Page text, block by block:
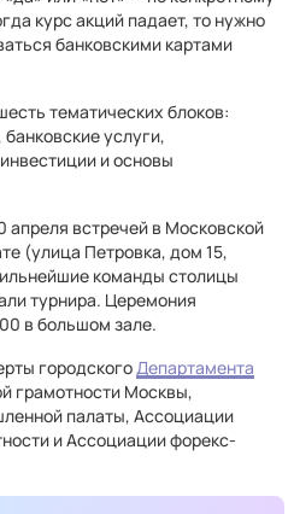
курс акций падает, то нужно
банковскими картами
тематических блоков:
услуги,
и основы
встречей в Московской
(улица Петровка, дом 15,
команды столицы
турнира. Церемония
в большом зале.
городскогоДепартамента
грамотности Москвы,
палаты, Ассоциации
и Ассоциации форекс-